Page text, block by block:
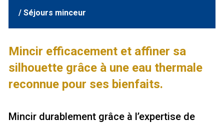
/ Séjours minceur
Mincir efficacement et affiner sa
silhouette grâce à une eau thermale
reconnue pour ses bienfaits.
Mincir durablement grâce à l’expertise de